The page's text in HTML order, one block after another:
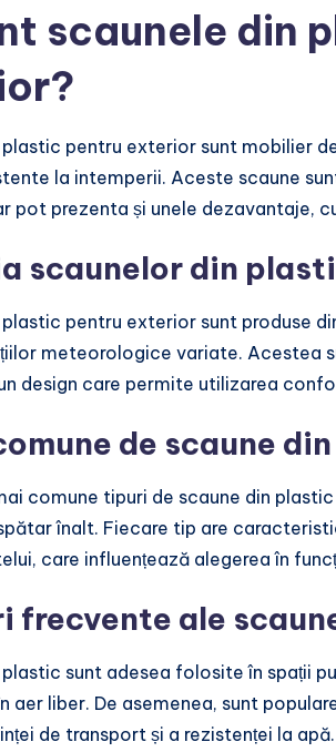
scaunele din
plastic pentru exterior sunt mobilier
la intemperii. Aceste scaune
pot prezenta și unele dezavantaje,
scaunelor din
plastic pentru exterior sunt produse
meteorologice variate. Acestea
design care permite utilizarea
de scaune
comune tipuri de scaune din
înalt. Fiecare tip are
care influențează alegerea în
frecvente ale
sunt adesea folosite în spații
aer liber. De asemenea, sunt
de transport și a rezistenței la apă.